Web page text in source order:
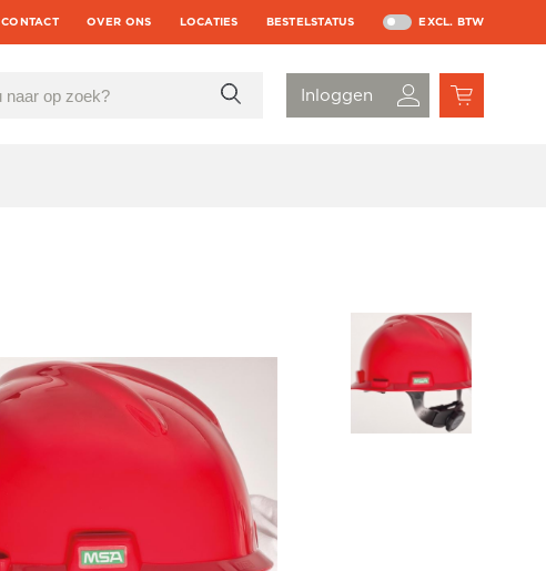
CONTACT OVER ONS LOCATIES BESTELSTATUS EXCL. BTW